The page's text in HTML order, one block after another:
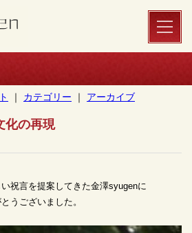
toggle
カテゴリー アーカイブ
化の再現
祝言を提案してきた金澤syugenに
うございました。